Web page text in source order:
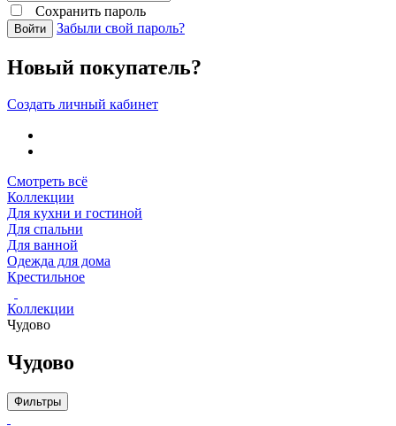
Сохранить пароль
Войти Забыли свой пароль?
Новый покупатель?
Создать личный кабинет
Смотреть всё
Коллекции
Для кухни и гостиной
Для спальни
Для ванной
Одежда для дома
Крестильное
Коллекции
Чудово
Чудово
Фильтры